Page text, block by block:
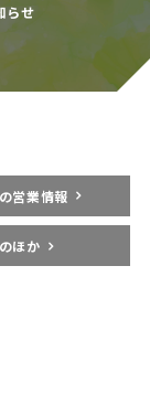
らせ
営業情報
ほか